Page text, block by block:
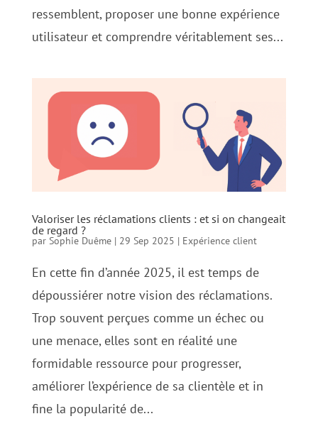
ressemblent, proposer une bonne expérience
utilisateur et comprendre véritablement ses...
Valoriser les réclamations clients : et si on changeait
de regard ?
par Sophie Duême| 29 Sep 2025 | Expérience client
En cette fin d’année 2025, il est temps de
dépoussiérer notre vision des réclamations.
Trop souvent perçues comme un échec ou
une menace, elles sont en réalité une
formidable ressource pour progresser,
améliorer l’expérience de sa clientèle et in
fine la popularité de...